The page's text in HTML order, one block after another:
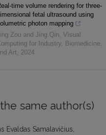
time volume rendering for three-
fetal ultrasound using
photon mapping
Zou and Jing Qin, Visual
for Industry, Biomedicine,
Art, 2024
same author(s)
Evaldas Samalavičius,